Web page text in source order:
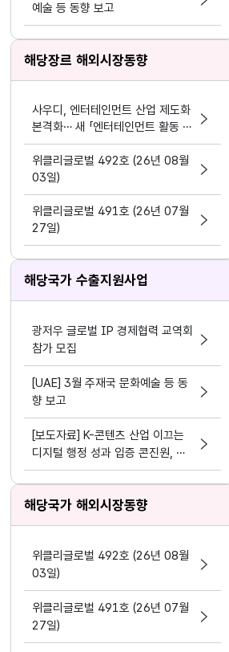
예술 등 동향 보고
해당장르 해외시장동향
사우디, 엔터테인먼트 산업 제도화
본격화… 새 「엔터테인먼트 활동 및
지원 활동법」 제정
위클리글로벌 492호 (26년 08월
03일)
위클리글로벌 491호 (26년 07월
27일)
해당국가 수출지원사업
광저우 글로벌 IP 경제협력 교역회
참가 모집
[UAE] 3월 주재국 문화예술 등 동
향 보고
[보도자료] K-콘텐츠 산업 이끄는
디지털 행정 성과 입증 콘진원, 정
보화⋅데이터 분야 평가 3관왕 달성
해당국가 해외시장동향
위클리글로벌 492호 (26년 08월
03일)
위클리글로벌 491호 (26년 07월
27일)